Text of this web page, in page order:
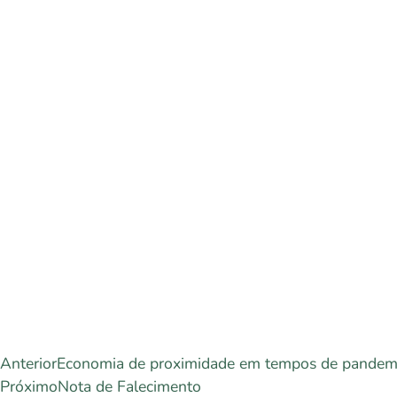
AnteriorEconomia de proximidade em tempos de
PróximoNota de Falecimento